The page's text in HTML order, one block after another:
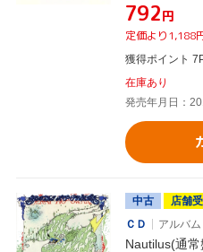
¥792円
定価より1,188
獲得ポイント
在庫あり
発売年月日：
中古
店舗
ＣＤ
アルバム
Nautilus(通常